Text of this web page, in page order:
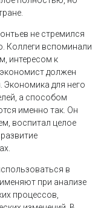
не стремился
Коллеги вспоминали
интересом к
должен
для него
а способом
именно так. Он
воспитал целое
в
при анализе
процессов,